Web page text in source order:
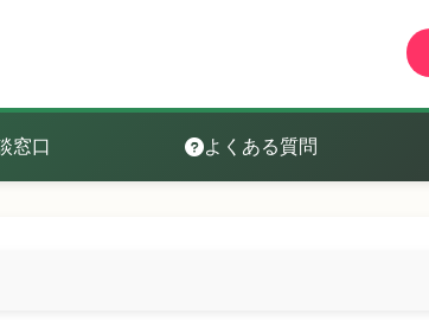
窓口 よくある質問